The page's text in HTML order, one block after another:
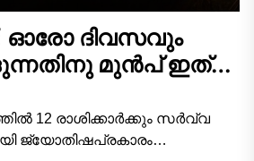
ഓരോ ദിവസവും
മുൻപ് ഇത്
ഉറപ്പ്! 12
സമ്പൂർണ്ണ
12 രാശിക്കാർക്കും സർവ്വ
ജ്യോതിഷപ്രകാരം